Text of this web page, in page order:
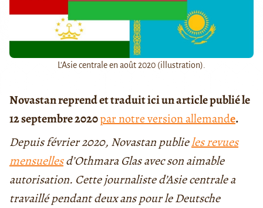
L'Asie centrale en août 2020 (illustration).
Novastan reprend et traduit ici un article publié le
12 septembre 2020par notre version allemande.
Depuis février 2020, Novastan publieles revues
mensuellesd’Othmara Glas avec son aimable
autorisation. Cette journaliste d’Asie centrale a
travaillé pendant deux ans pour le Deutsche